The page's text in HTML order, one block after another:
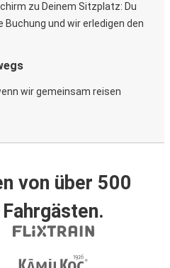
zu Deinem Sitzplatz: Du
Buchung und wir erledigen den
wir gemeinsam reisen
von über 500